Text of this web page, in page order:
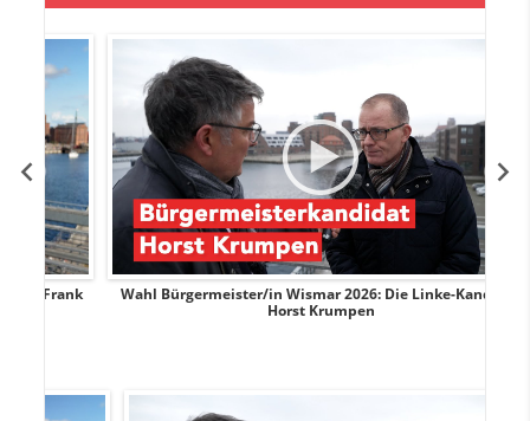
Wahl Bürgermeister/in Wismar 2026: Die Linke-Kandidat
Horst Krumpen